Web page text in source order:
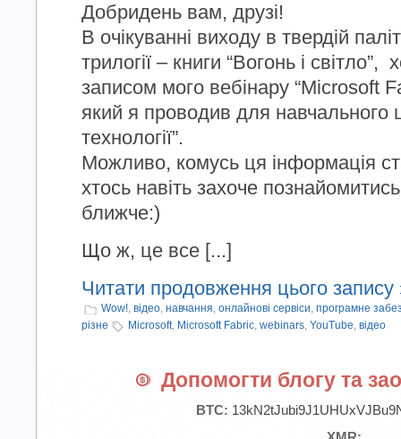
Добридень вам, друзі!
В очікуванні виходу в твердій
трилогії – книги “Вогонь і
записом мого вебінару “Microsoft
який я проводив для навчального
технології”.
Можливо, комусь ця інформація
хтось навіть захоче
ближче:)
Що ж, це все [...]
Читати продовження цього запису
Wow!, відео, навчання, онлайнові сервіси, програмне
різне
Microsoft, Microsoft Fabric, webinars, YouTube, відео
Допомогти блогу та
BTC: